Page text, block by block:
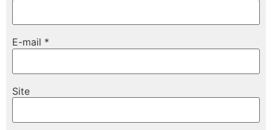
E-mail *
Site